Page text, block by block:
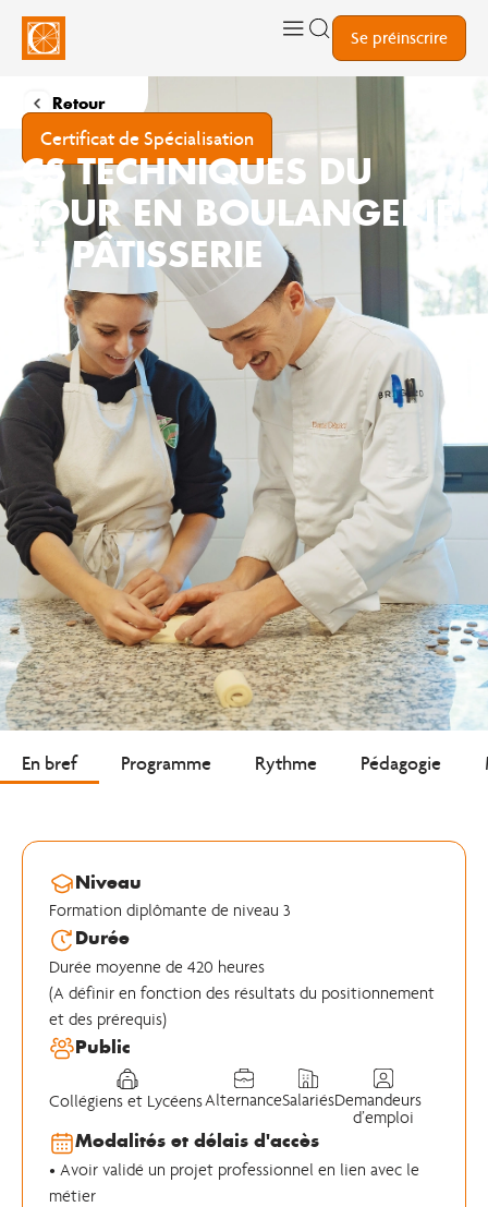
Se préinscrire
Retour
Certificat de Spécialisation
CS TECHNIQUES DU
TOUR EN BOULANGERIE
ET PÂTISSERIE
En bref Programme Rythme Pédagogie
Niveau
Formation diplômante de niveau 3
Durée
Durée moyenne de 420 heures
(A définir en fonction des résultats du positionnement
et des prérequis)
Public
Collégiens et LycéensAlternanceSalariésDemandeurs
d’emploi
Modalités et délais d'accès
• Avoir validé un projet professionnel en lien avec le
métier